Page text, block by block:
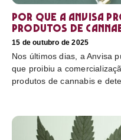
Por que a Anvisa
produtos de
15 de outubro de 2025
Nos últimos dias, a Anvisa
que proibiu a
produtos de cannabis e